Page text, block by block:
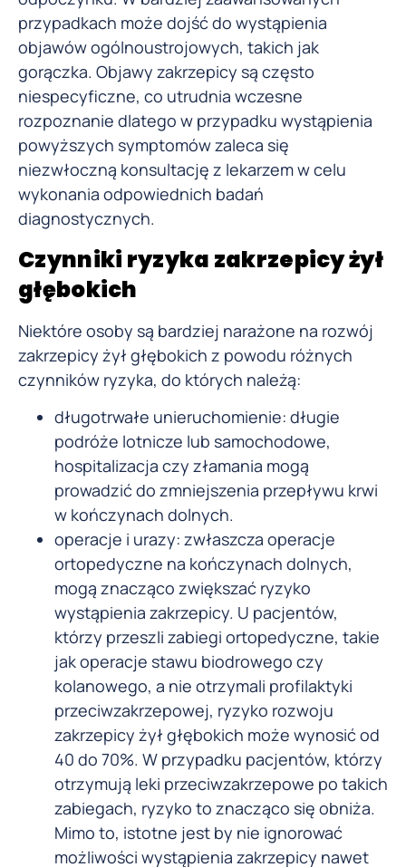
przypadkach może dojść do wystąpienia
objawów ogólnoustrojowych, takich jak
gorączka. Objawy zakrzepicy są często
niespecyficzne, co utrudnia wczesne
rozpoznanie dlatego w przypadku wystąpienia
powyższych symptomów zaleca się
niezwłoczną konsultację z lekarzem w celu
wykonania odpowiednich badań
diagnostycznych.
Czynniki ryzyka zakrzepicy żył
głębokich
Niektóre osoby są bardziej narażone na rozwój
zakrzepicy żył głębokich z powodu różnych
czynników ryzyka, do których należą:
długotrwałe unieruchomienie: długie
podróże lotnicze lub samochodowe,
hospitalizacja czy złamania mogą
prowadzić do zmniejszenia przepływu krwi
w kończynach dolnych.
operacje i urazy: zwłaszcza operacje
ortopedyczne na kończynach dolnych,
mogą znacząco zwiększać ryzyko
wystąpienia zakrzepicy. U pacjentów,
którzy przeszli zabiegi ortopedyczne, takie
jak operacje stawu biodrowego czy
kolanowego, a nie otrzymali profilaktyki
przeciwzakrzepowej, ryzyko rozwoju
zakrzepicy żył głębokich może wynosić od
40 do 70%. W przypadku pacjentów, którzy
otrzymują leki przeciwzakrzepowe po takich
zabiegach, ryzyko to znacząco się obniża.
Mimo to, istotne jest by nie ignorować
możliwości wystąpienia zakrzepicy nawet